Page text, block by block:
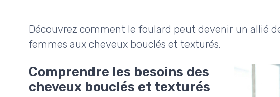
Découvrez comment le foulard peut devenir un allié
femmes aux cheveux bouclés et texturés.
Comprendre les besoins des
cheveux bouclés et texturés